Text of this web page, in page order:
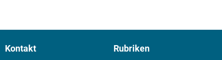
Kontakt Rubriken